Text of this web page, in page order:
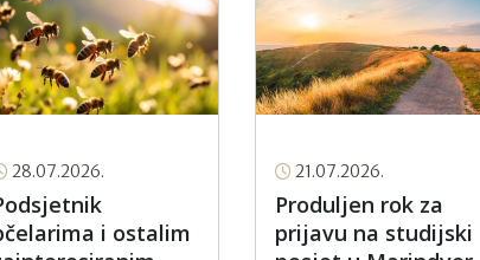
28.07.2026.
i ostalim
21.07.2026.
Produljen rok za
prijavu na studijski